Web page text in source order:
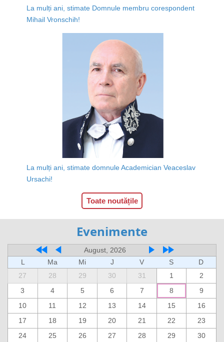
La mulți ani, stimate Domnule membru corespondent
Mihail Vronschih!
La mulți ani, stimate domnule Academician Veaceslav
Ursachi!
Toate noutățile
Evenimente
August, 2026
L
Ma Mi J V S
D
27
28 29 30 31 1
2
3
4 5 6 7 8
9
10
11 12 13 14 15
16
17
18 19 20 21 22
23
24
25 26 27 28 29
30